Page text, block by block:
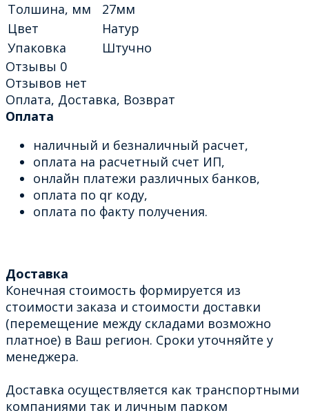
Толшина, мм
27мм
Цвет
Натур
Упаковка
Штучно
Отзывы 0
Отзывов нет
Оплата, Доставка, Возврат
Оплата
наличный и безналичный расчет,
оплата на расчетный счет ИП,
онлайн платежи различных банков,
оплата по qr коду,
оплата по факту получения.
Доставка
Конечная стоимость формируется из
стоимости заказа и стоимости доставки
(перемещение между складами возможно
платное) в Ваш регион. Сроки уточняйте у
менеджера.
Доставка осуществляется как транспортными
компаниями так и личным парком